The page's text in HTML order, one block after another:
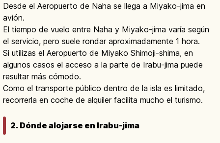
Desde el Aeropuerto de Naha se llega a Miyako-jima en
avión.
El tiempo de vuelo entre Naha y Miyako-jima varía según
el servicio, pero suele rondar aproximadamente 1 hora.
Si utilizas el Aeropuerto de Miyako Shimoji-shima, en
algunos casos el acceso a la parte de Irabu-jima puede
resultar más cómodo.
Como el transporte público dentro de la isla es limitado,
recorrerla en coche de alquiler facilita mucho el turismo.
2. Dónde alojarse en Irabu-jima